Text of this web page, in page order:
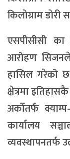
किलोग्राम
एसपीसीसी
आरोहण
हासिल गरेको
क्षेत्रमा
अर्कोतर्फ
कार्यालय
व्यवस्थापनतर्फ